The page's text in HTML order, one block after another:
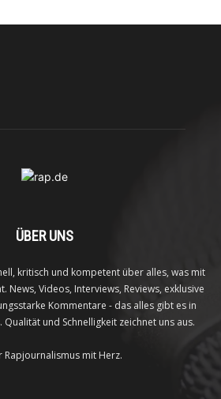
ÜBER UNS
kritisch und kompetent über alles, was mit
News, Videos, Interviews, Reviews, exklusive
Kommentare - das alles gibt es in
und Schnelligkeit zeichnet uns aus.
Rapjournalismus mit Herz.